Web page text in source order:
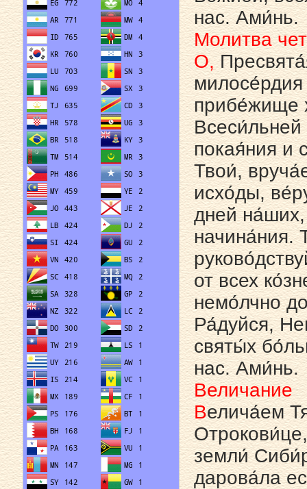
нас. Ами́нь.
Молитва
О,
милосе́рдия
прибе́жище
покая́ния и
Твои́,
исхо́ды,
дней
начина́ния.
от всех
немо́лчно
Ра́дуйся,
святы́х
нас. Ами́нь.
Величание
Велича́ем
земли́
дарова́ла